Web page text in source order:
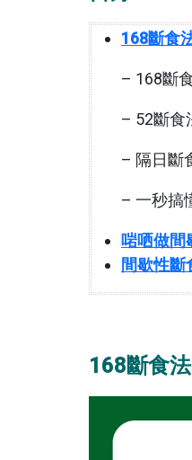
168斷食
– 168斷
– 52斷食
– 隔日斷
– 一秒搞
啱哂做間
間歇性斷
168斷食